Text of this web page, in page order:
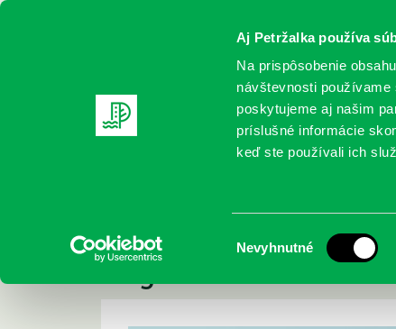
Aj Petržalka používa
Na prispôsobenie
návštevnosti
poskytujeme aj našim
príslušné informácie
keď ste používali ich
súhlasu
Nevyhnutné
REGISTRUJTE SA ONLINE
Knižnica
augusta